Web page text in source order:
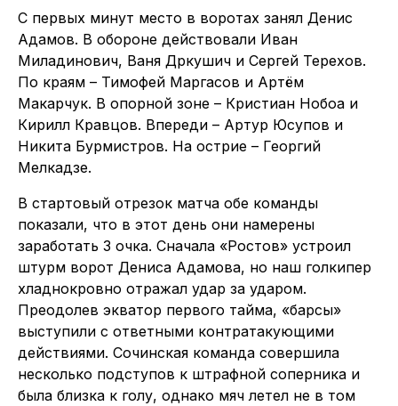
С первых минут место в воротах занял Денис
Адамов. В обороне действовали Иван
Миладинович, Ваня Дркушич и Сергей Терехов.
По краям – Тимофей Маргасов и Артём
Макарчук. В опорной зоне – Кристиан Нобоа и
Кирилл Кравцов. Впереди – Артур Юсупов и
Никита Бурмистров. На острие – Георгий
Мелкадзе.
В стартовый отрезок матча обе команды
показали, что в этот день они намерены
заработать 3 очка. Сначала «Ростов» устроил
штурм ворот Дениса Адамова, но наш голкипер
хладнокровно отражал удар за ударом.
Преодолев экватор первого тайма, «барсы»
выступили с ответными контратакующими
действиями. Сочинская команда совершила
несколько подступов к штрафной соперника и
была близка к голу, однако мяч летел не в том